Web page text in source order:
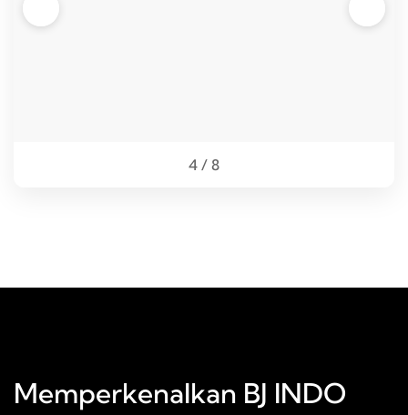
4 / 8
Memperkenalkan BJ INDO